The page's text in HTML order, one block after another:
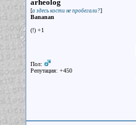
arheolog
[а здесь кости не пробегали?]
Bananan
(!) +1
Пол:
Репутация: +450